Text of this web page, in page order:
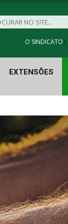
O SINDICATO |
EXTENSÕES